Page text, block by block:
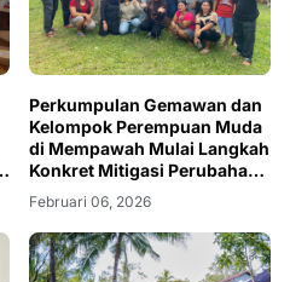
Perkumpulan Gemawan dan
Kelompok Perempuan Muda
di Mempawah Mulai Langkah
Konkret Mitigasi Perubahan
Iklim
Februari 06, 2026